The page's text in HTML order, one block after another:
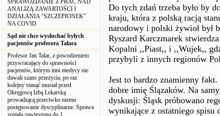
SPRAWOZDANIE Z PRAC NAD
ANALIZĄ ZAWARTOŚCI I
DZIAŁANIA "SZCZEPIONEK"
NA COVID
Sąd nie chce wysłuchać byłych
pacjentów profesora Talara
Profesor Jan Talar, z powodzeniem
przywracający do sprawności
pacjentów, którym inni medycy nie
dawali szans przeżycia, po raz
kolejny stanąć musiał przed
Okręgową Izbą Lekarską
prowadzącą przeciwko niemu
postępowanie dyscyplinarne. Sprawa
została zawieszona do 1
Do tych zdań trzeba było by
kraju, która z polską racją
narodowy i polski żywioł był
Ryszard Karczmarek
Kopalni ,,Piast,, i ,,Wujek,,
przybyli z innych regionów
Jest to bardzo znamienny
dobre imię Ślązaków. Na
dyskusji: Śląsk próbowano
wynikające z ostatniego spisu